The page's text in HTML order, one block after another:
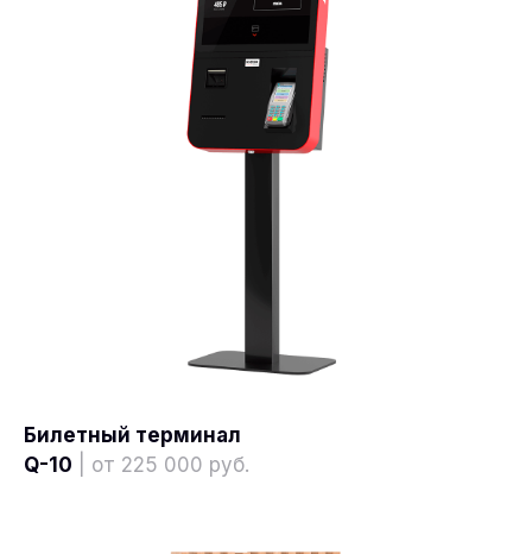
Билетный терминал
Q-10 | от 225 000 руб.